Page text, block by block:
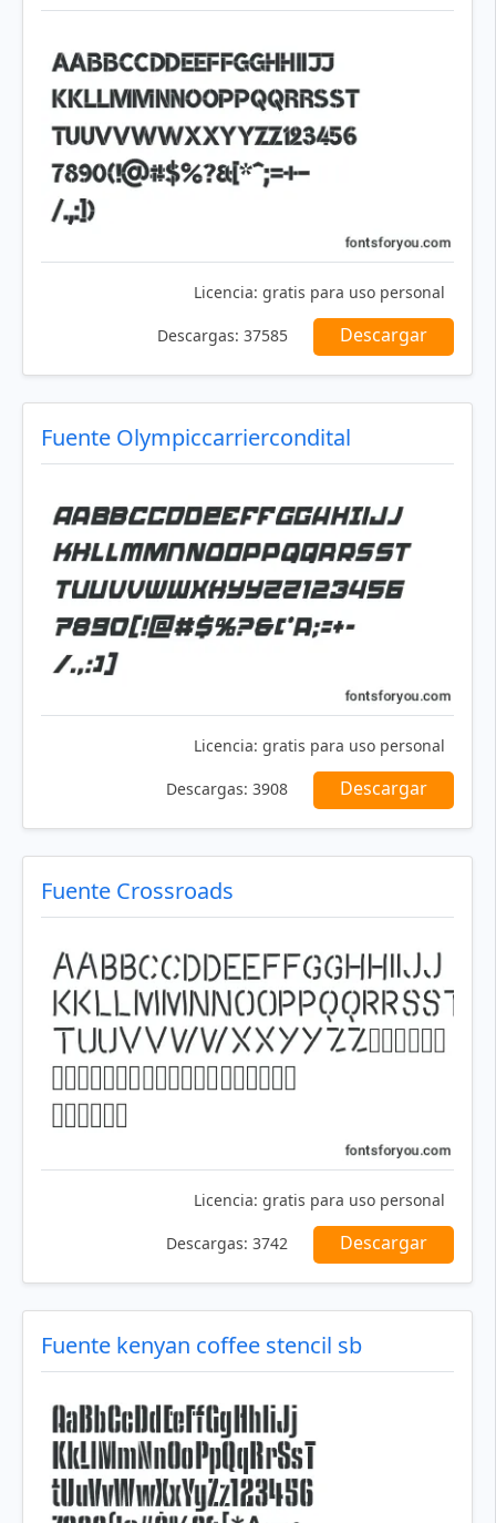
Licencia: gratis para uso personal
Descargas: 37585 Descargar
Fuente Olympiccarriercondital
Licencia: gratis para uso personal
Descargas: 3908 Descargar
Fuente Crossroads
Licencia: gratis para uso personal
Descargas: 3742 Descargar
Fuente kenyan coffee stencil sb